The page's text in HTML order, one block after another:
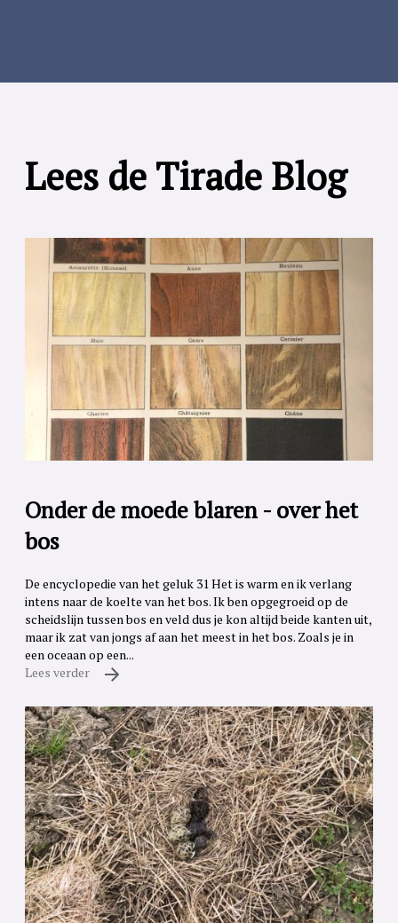
Lees de Tirade Blog
Onder de moede blaren - over het
bos
De encyclopedie van het geluk 31 Het is warm en ik verlang
intens naar de koelte van het bos. Ik ben opgegroeid op de
scheidslijn tussen bos en veld dus je kon altijd beide kanten uit,
maar ik zat van jongs af aan het meest in het bos. Zoals je in
een oceaan op een...
Lees verder